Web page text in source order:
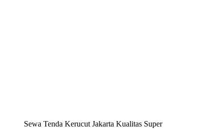
Sewa Tenda Kerucut Jakarta Kualitas Super